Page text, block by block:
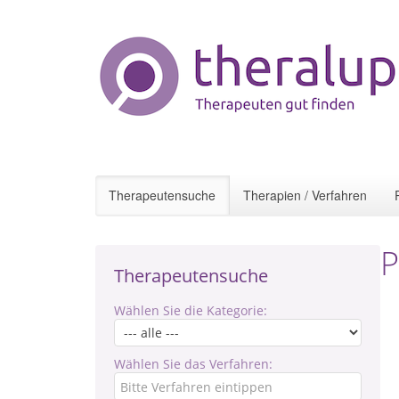
Therapeutensuche Therapien / Verfahren
Therapeutensuche
Wählen Sie die Kategorie:
Wählen Sie das Verfahren: